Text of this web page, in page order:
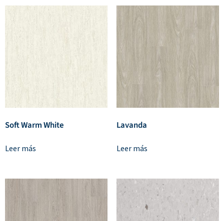
Soft Warm White
Leer más
Lavanda
Leer más